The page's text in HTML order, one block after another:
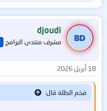
ل
ت
ف
ا
ع
ا
ت
:
djoudi
مشرف منتدى البرامج
18 أبريل 2026
فخم الطلة قال: